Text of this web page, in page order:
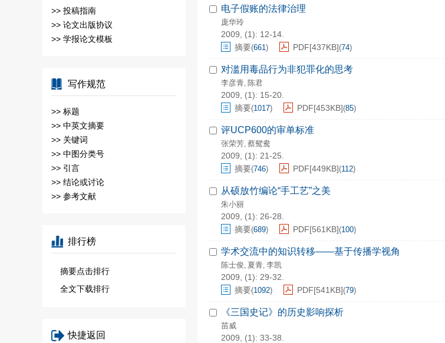
>> 投稿指南
>> 论文出版协议
>> 学报论文模板
写作规范
>> 标题
>> 中英文摘要
>> 关键词
>> 中图分类号
>> 引言
>> 结论或讨论
>> 参考文献
排行榜
摘要点击排行
全文下载排行
快捷返回
电子假账的法律治理
庞华玲
2009, (1): 12-14.
摘要(661) PDF[437KB](74)
对滥用毒品行为非犯罪化的思考
李彦青, 陈君
2009, (1): 15-20.
摘要(1017) PDF[453KB](85)
评UCP600的审单标准
张荣芳, 蔡鸳鸯
2009, (1): 21-25.
摘要(746) PDF[449KB](112)
从硕放竹编论“手工艺”之美
朱小丽
2009, (1): 26-28.
摘要(689) PDF[561KB](100)
学术交流中的知识转移——基于传播学视角
陈士俊, 夏青, 李凯
2009, (1): 29-32.
摘要(1092) PDF[541KB](79)
《三国史记》的历史影响探析
苗威
2009, (1): 33-38.